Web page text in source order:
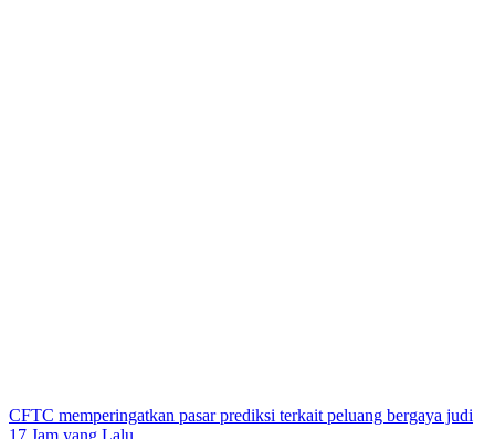
CFTC memperingatkan pasar prediksi terkait peluang bergaya judi
17 Jam yang Lalu